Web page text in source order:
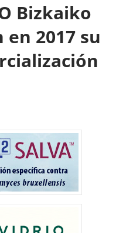
Bizkaiko
2017 su